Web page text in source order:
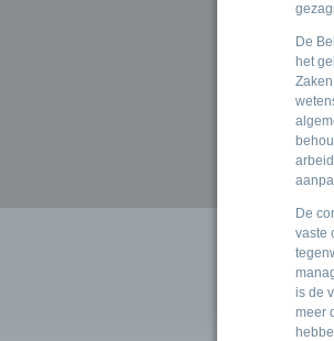
De
het
De
vaste
is de
meer